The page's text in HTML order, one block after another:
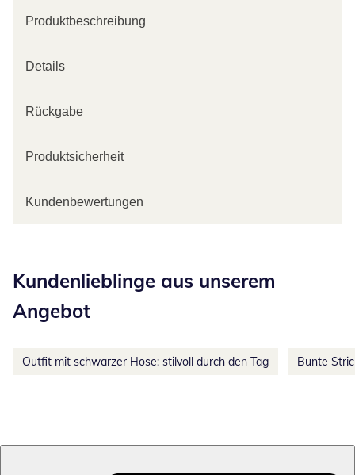
Produktbeschreibung
Details
Rückgabe
Produktsicherheit
Kundenbewertungen
Kundenlieblinge aus unserem
Angebot
Outfit mit schwarzer Hose: stilvoll durch den Tag Bunte